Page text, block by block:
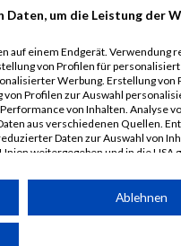
um die Leistung der
auf einem Endgerät. Verwendung
von Profilen für
Werbung. Erstellung von
Profilen zur Auswahl
von Inhalten. Analyse
aus verschiedenen Quellen.
Daten zur Auswahl von
weitergegeben und in die USA
Ablehnen